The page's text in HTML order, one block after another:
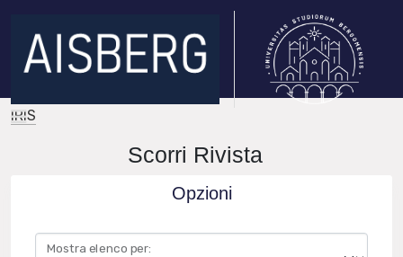
IRIS
Scorri Rivista
Opzioni
Mostra elenco per: